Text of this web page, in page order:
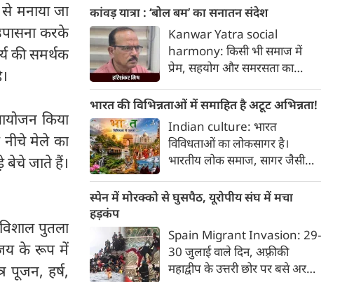
मनाया जा
करके
की समर्थक
किया
मेले का
जाते हैं।
पुतला
के रूप में
पूजन, हर्ष,
यहां जानें।
कांवड़ यात्रा : ‘बोल बम’ का सनातन संदेश
Kanwar Yatra social
harmony: किसी भी समाज में
प्रेम, सहयोग और समरसता का
जब व्यक्ति अपने अहंकार का त्याग
कर भक्ति का पथ अपनाता है। कांवड़
यात्रा इसी सत्य का सजीव प्रतीक है।
मनुष्य को मनुष्य से जोड़ने वाली
सांस्कृतिक चेतना की यह एक विराट
यात्रा है जिसमें जाति, वर्ग, भाषा,
क्षेत्र, आर्थिक स्थिति और सामाजिक
भारत की विभिन्नताओं में समाहित है अटूट अभिन्नता!
Indian culture: भारत
विविधताओं का लोकसागर है।
भारतीय लोक समाज, सागर जैसी
में समायी अंतहीन विविधताओं का
जीता-जागता संग्रहालय हैं। हमारा
देश भारत, लोकजीवन की अंतहीन
विविधताओं का गहरा जमावड़ा है।
स्पेन में मोरक्को से घुसपैठ, यूरोपीय संघ में मचा
हड़कंप
Spain Migrant Invasion: 29-
30 जुलाई वाले दिन, अफ़्रीकी
महाद्वीप के उत्तरी छोर पर बसे अरबी